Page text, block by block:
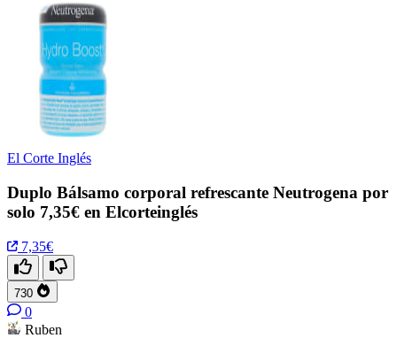
El Corte Inglés
Duplo Bálsamo corporal refrescante Neutrogena por
solo 7,35€ en Elcorteinglés
7,35€
730
0
Ruben